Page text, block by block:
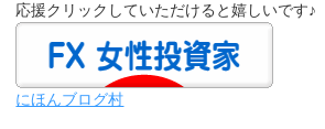
応援クリックしていただけると嬉しいです♪
にほんブログ村